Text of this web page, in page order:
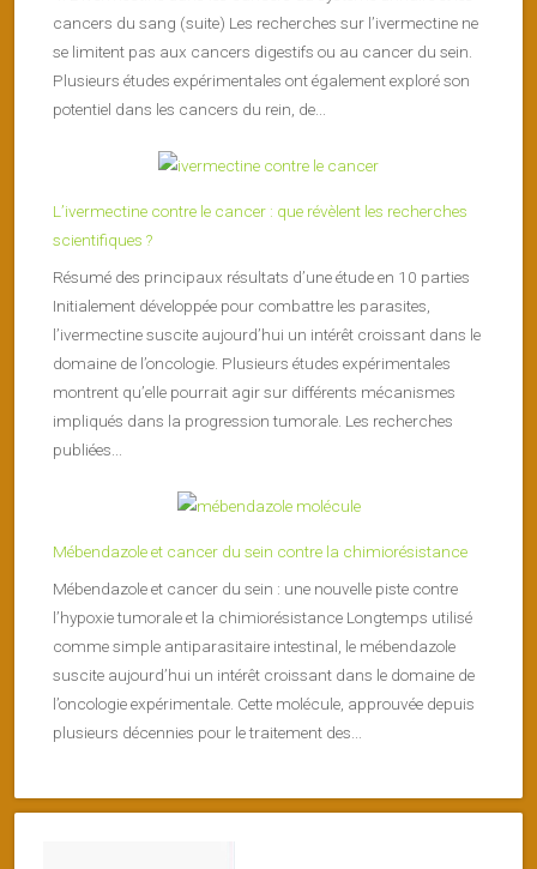
cancers du sang (suite) Les recherches sur l’ivermectine ne
se limitent pas aux cancers digestifs ou au cancer du sein.
Plusieurs études expérimentales ont également exploré son
potentiel dans les cancers du rein, de...
L’ivermectine contre le cancer : que révèlent les recherches
scientifiques ?
Résumé des principaux résultats d’une étude en 10 parties
Initialement développée pour combattre les parasites,
l’ivermectine suscite aujourd’hui un intérêt croissant dans le
domaine de l’oncologie. Plusieurs études expérimentales
montrent qu’elle pourrait agir sur différents mécanismes
impliqués dans la progression tumorale. Les recherches
publiées...
Mébendazole et cancer du sein contre la chimiorésistance
Mébendazole et cancer du sein : une nouvelle piste contre
l’hypoxie tumorale et la chimiorésistance Longtemps utilisé
comme simple antiparasitaire intestinal, le mébendazole
suscite aujourd’hui un intérêt croissant dans le domaine de
l’oncologie expérimentale. Cette molécule, approuvée depuis
plusieurs décennies pour le traitement des...